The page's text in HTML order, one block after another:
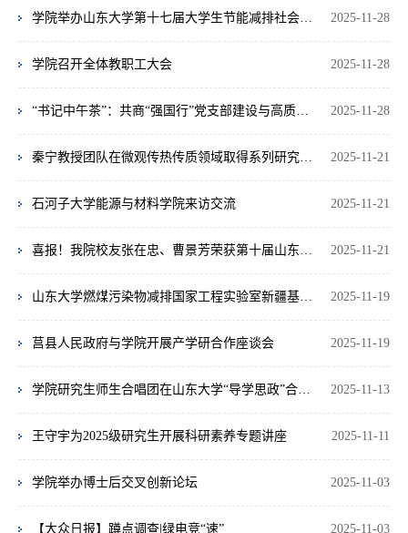
2025-11-28
学院举办山东大学第十七届大学生节能减排社会实践与科技竞赛宣讲会
2025-11-28
学院召开全体教职工大会
2025-11-28
“书记中午茶”：共商“强国行”党支部建设与高质量发展新路径
2025-11-21
秦宁教授团队在微观传热传质领域取得系列研究进展
2025-11-21
石河子大学能源与材料学院来访交流
2025-11-21
喜报！我院校友张在忠、曹景芳荣获第十届山东省省长质量奖
2025-11-19
山东大学燃煤污染物减排国家工程实验室新疆基地正式揭牌
2025-11-19
莒县人民政府与学院开展产学研合作座谈会
2025-11-13
学院研究生师生合唱团在山东大学“导学思政”合唱比赛中斩获佳绩
2025-11-11
王守宇为2025级研究生开展科研素养专题讲座
2025-11-03
学院举办博士后交叉创新论坛
2025-11-03
【大众日报】蹲点调查|绿电竞“速”